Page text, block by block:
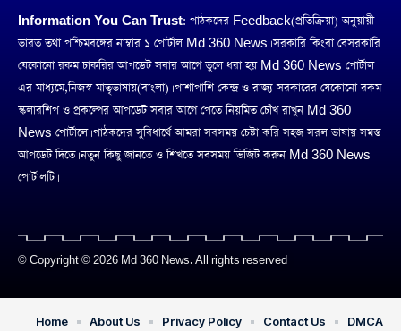
Information You Can Trust: পাঠকদের Feedback(প্রতিক্রিয়া) অনুয়ায়ী
ভারত তথা পশ্চিমবঙ্গের নাম্বার ১ পোর্টাল Md 360 News। সরকারি কিংবা বেসরকারি
যেকোনো রকম চাকরির আপডেট সবার আগে তুলে ধরা হয় Md 360 News পোর্টাল
এর মাধ্যমে,নিজস্ব মাতৃভাষায়(বাংলা)। পাশাপাশি কেন্দ্র ও রাজ্য সরকারের যেকোনো রকম
স্কলারশিপ ও প্রকল্পের আপডেট সবার আগে পেতে নিয়মিত চোঁখ রাখুন Md 360
News পোর্টালে। পাঠকদের সুবিধার্থে আমরা সবসময় চেষ্টা করি সহজ সরল ভাষায় সমস্ত
আপডেট দিতে। নতুন কিছু জানতে ও শিখতে সবসময় ভিজিট করুন Md 360 News
পোর্টালটি।
© Copyright © 2026 Md 360 News. All rights reserved
Home About Us Privacy Policy Contact Us DMCA